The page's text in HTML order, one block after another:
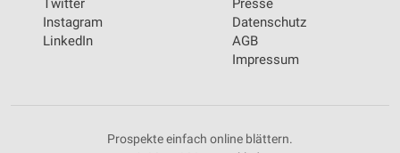
Twitter
Instagram
LinkedIn
Presse
Datenschutz
AGB
Impressum
Prospekte einfach online blättern.